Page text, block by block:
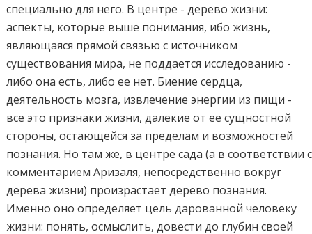
специально для него. В центре - дерево жизни:
аспекты, которые выше понимания, ибо жизнь,
являющаяся прямой связью с источником
существования мира, не поддается исследованию -
либо она есть, либо ее нет. Биение сердца,
деятельность мозга, извлечение энергии из пищи -
все это признаки жизни, далекие от ее сущностной
стороны, остающейся за пределам и возможностей
познания. Но там же, в центре сада (а в соответствии с
комментарием Аризаля, непосредственно вокруг
дерева жизни) произрастает дерево познания.
Именно оно определяет цель дарованной человеку
жизни: понять, осмыслить, довести до глубин своей